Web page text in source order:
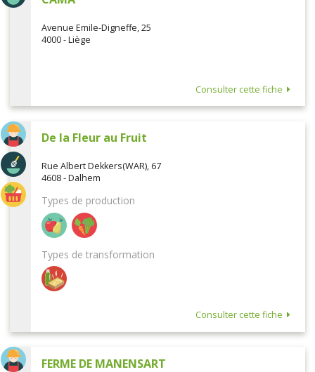
Avenue Emile-Digneffe, 25
4000 - Liège
Consulter cette fiche
De la Fleur au Fruit
Rue Albert Dekkers(WAR), 67
4608 - Dalhem
Types de production
Types de transformation
Consulter cette fiche
FERME DE MANENSART